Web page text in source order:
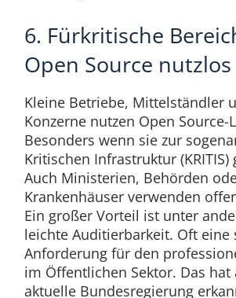
6. Fürkritische
Open Source nutzlos
Kleine Betriebe, Mittelständler
Konzerne nutzen Open Source-
Besonders wenn sie zur
Kritischen Infrastruktur (KRITIS)
Auch Ministerien, Behörden
Krankenhäuser verwenden
Ein großer Vorteil ist unter
leichte Auditierbarkeit. Oft eine
Anforderung für den
im Öffentlichen Sektor. Das hat
aktuelle Bundesregierung